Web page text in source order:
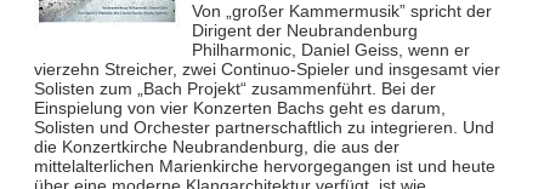
Von „großer Kammermusik” spricht der
Dirigent der Neubrandenburg
Philharmonic, Daniel Geiss, wenn er
vierzehn Streicher, zwei Continuo-Spieler und insgesamt vier
Solisten zum „Bach Projekt“ zusammenführt. Bei der
Einspielung von vier Konzerten Bachs geht es darum,
Solisten und Orchester partnerschaftlich zu integrieren. Und
die Konzertkirche Neubrandenburg, die aus der
mittelalterlichen Marienkirche hervorgegangen ist und heute